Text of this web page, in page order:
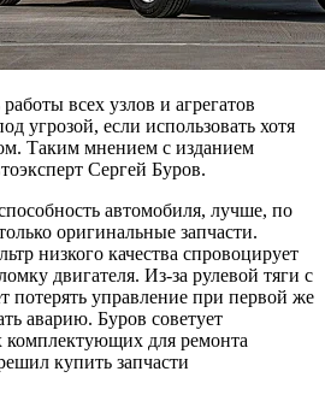
всех узлов и агрегатов
угрозой, если использовать хотя
Таким мнением с изданием
Сергей Буров.
автомобиля, лучше, по
оригинальные запчасти.
низкого качества спровоцирует
двигателя. Из-за рулевой тяги с
потерять управление при первой же
аварию. Буров советует
комплектующих для ремонта
купить запчасти